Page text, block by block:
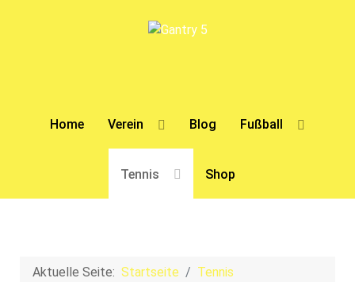
Home Verein Blog Fußball
Tennis Shop
Aktuelle Seite: Startseite
Tennis